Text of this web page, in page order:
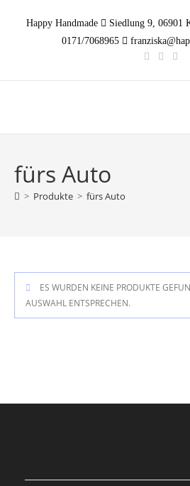
InhaltHappy Handmade
Siedlung 9, 06901
0171/7068965
fürs Auto
> Produkte > fürs Auto
ES WURDEN KEINE PRODUKTE
AUSWAHL ENTSPRECHEN.